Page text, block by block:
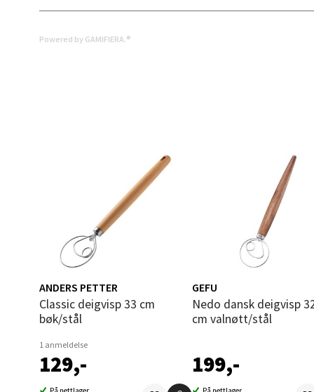
Powered by GAMIFIERA.®
ANDERS PETTER
Classic deigvisp 33 cm
bøk/stål
1 anmeldelse
129,-
GEFU
Nedo dansk deigvisp 32x2,5
cm valnøtt/stål
199,-
Åpent
0 i